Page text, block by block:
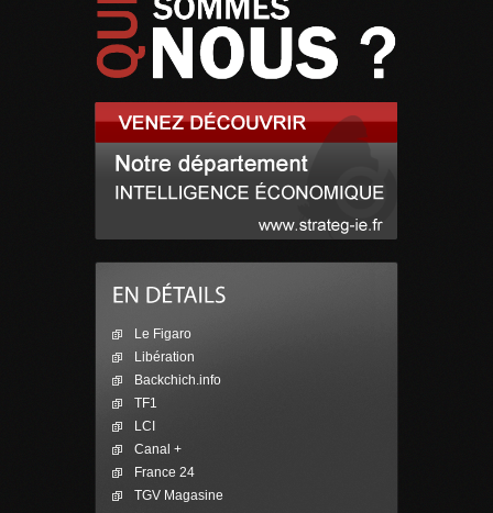
Le Figaro
Libération
Backchich.info
TF1
LCI
Canal +
France 24
TGV Magasine